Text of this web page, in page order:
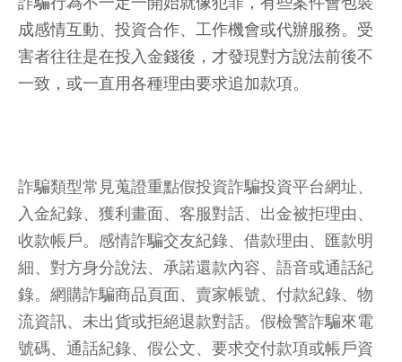
成感情互動、投資合作、工作機會或代辦服務。受
害者往往是在投入金錢後，才發現對方說法前後不
一致，或一直用各種理由要求追加款項。
詐騙類型常見蒐證重點假投資詐騙投資平台網址、
入金紀錄、獲利畫面、客服對話、出金被拒理由、
收款帳戶。感情詐騙交友紀錄、借款理由、匯款明
細、對方身分說法、承諾還款內容、語音或通話紀
錄。網購詐騙商品頁面、賣家帳號、付款紀錄、物
流資訊、未出貨或拒絕退款對話。假檢警詐騙來電
號碼、通話紀錄、假公文、要求交付款項或帳戶資